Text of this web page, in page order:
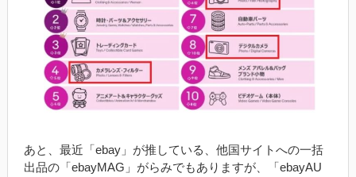
あと、最近「ebay」が推している、他国サイトへの一括
出品の「ebayMAG」がらみでもありますが、「ebayAU